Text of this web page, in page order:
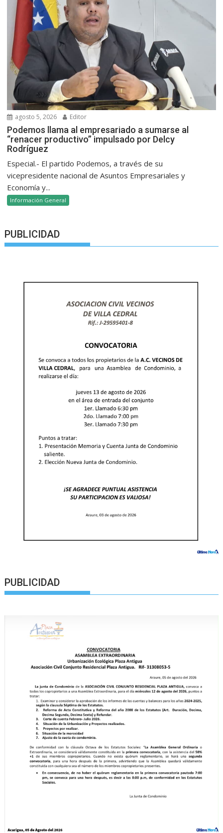
agosto 5, 2026 Editor
Podemos llama al empresariado a sumarse al
“renacer productivo” impulsado por Delcy
Rodríguez
Especial.- El partido Podemos, a través de su
vicepresidente nacional de Asuntos Empresariales y
Economía y...
Información General
PUBLICIDAD
PUBLICIDAD